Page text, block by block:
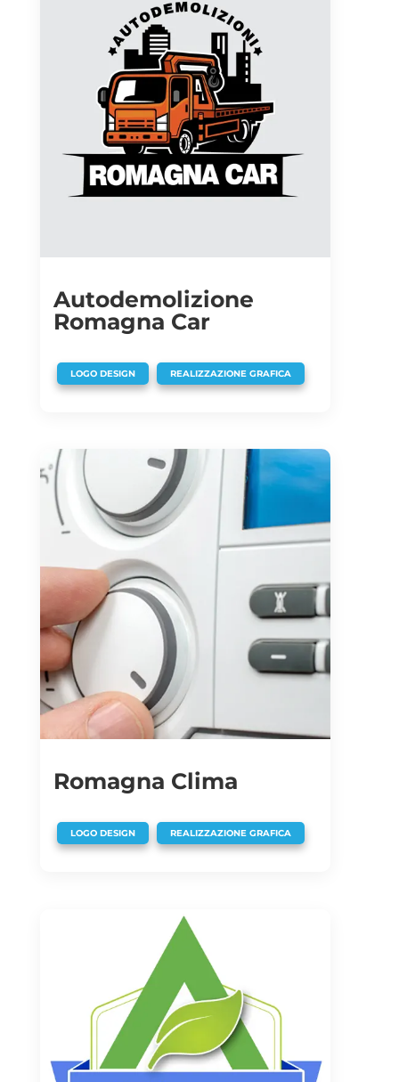
Autodemolizione
Romagna Car
LOGO DESIGN
,
REALIZZAZIONE GRAFICA
Romagna Clima
LOGO DESIGN
,
REALIZZAZIONE GRAFICA